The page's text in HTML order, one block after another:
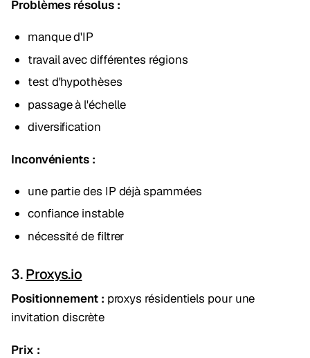
Problèmes résolus :
manque d'IP
travail avec différentes régions
test d'hypothèses
passage à l'échelle
diversification
Inconvénients :
une partie des IP déjà spammées
confiance instable
nécessité de filtrer
3.Proxys.io
Positionnement : proxys résidentiels pour une
invitation discrète
Prix :